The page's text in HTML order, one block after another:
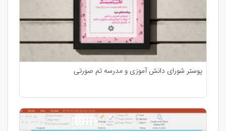
پوستر شورای دانش آموزی و مدرسه تم صورتی